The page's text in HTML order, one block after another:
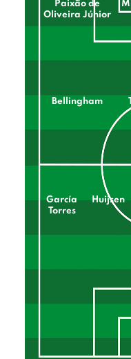
Paixão de
Oliveira Júnior
Bellingham
García
Torres
Huijsen